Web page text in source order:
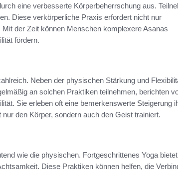
eine verbesserte Körperbeherrschung aus.
Diese verkörperliche Praxis erfordert nicht nur
der Zeit können Menschen komplexere Asanas
fördern.
Neben der physischen Stärkung und
an solchen Praktiken teilnehmen, berichten
Sie erleben oft eine bemerkenswerte Steigerung
den Körper, sondern auch den Geist trainiert.
wie die physischen. Fortgeschrittenes Yoga bietet
Diese Praktiken können helfen, die